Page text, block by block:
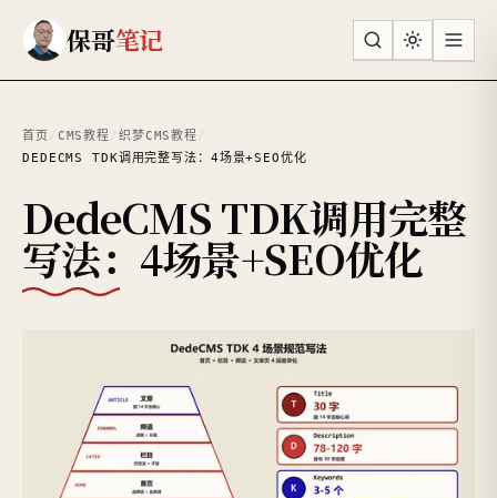
保哥笔记
首页/ CMS教程/ 织梦CMS教程/
DEDECMS TDK调用完整写法：4场景+SEO优化
DedeCMS TDK调用完整
写法：4场景+SEO优化